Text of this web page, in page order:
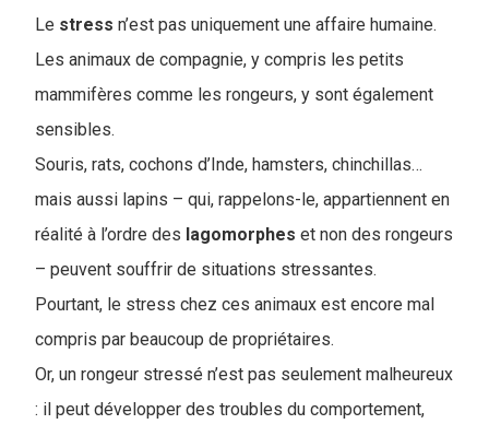
Le stress n’est pas uniquement une affaire humaine.
Les animaux de compagnie, y compris les petits
mammifères comme les rongeurs, y sont également
sensibles.
Souris, rats, cochons d’Inde, hamsters, chinchillas…
mais aussi lapins – qui, rappelons-le, appartiennent en
réalité à l’ordre des lagomorphes et non des rongeurs
– peuvent souffrir de situations stressantes.
Pourtant, le stress chez ces animaux est encore mal
compris par beaucoup de propriétaires.
Or, un rongeur stressé n’est pas seulement malheureux
: il peut développer des troubles du comportement,